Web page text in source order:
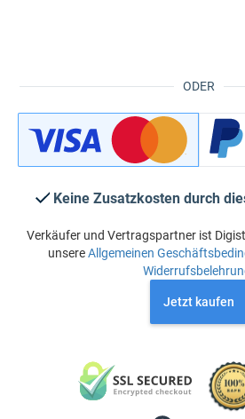
ODER
Keine Zusatzkosten durch
Verkäufer und Vertragspartner ist
unsereAllgemeinen
Jetzt kaufen